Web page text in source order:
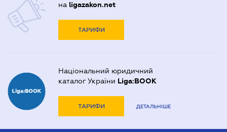
на ligazakon.net
ТАРИФИ
Національний юридичний
каталог України Liga:BOOK
ТАРИФИ ДЕТАЛЬНІШЕ